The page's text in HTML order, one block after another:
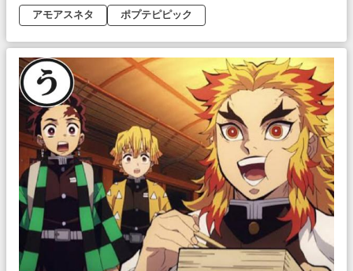
アモアスネタ
ポプテピピック